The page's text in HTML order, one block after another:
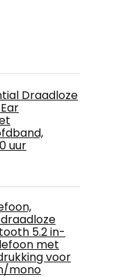
Draadloze
uur
draadloze
5.2 in-
met
voor
mono